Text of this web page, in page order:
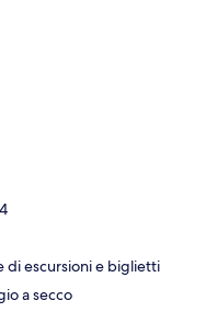
di escursioni e biglietti
a secco